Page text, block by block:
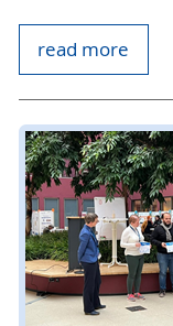
read more